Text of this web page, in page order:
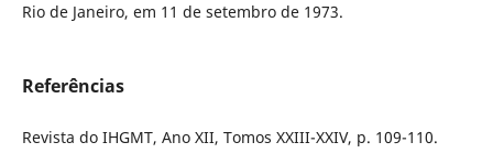
Rio de Janeiro, em 11 de setembro de 1973.
Referências
Revista do IHGMT, Ano XII, Tomos XXIII-XXIV, p. 109-110.